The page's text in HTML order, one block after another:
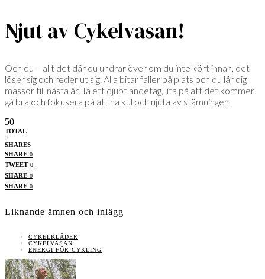
Njut av Cykelvasan!
Och du – allt det där du undrar över om du inte kört innan, det
löser sig och reder ut sig. Alla bitar faller på plats och du lär dig
massor till nästa år. Ta ett djupt andetag, lita på att det kommer
gå bra och fokusera på att ha kul och njuta av stämningen.
50
TOTAL
0
SHARES
SHARE 0
TWEET 0
SHARE 0
SHARE 0
Liknande ämnen och inlägg
CYKELKLÄDER
CYKELVASAN
ENERGI FÖR CYKLING